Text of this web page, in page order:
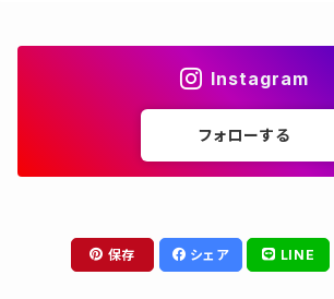
Instagram
フォローする
保存 シェア LINE